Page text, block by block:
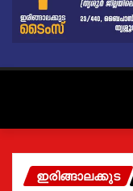
ഇരിങ്ങാലക്കുട